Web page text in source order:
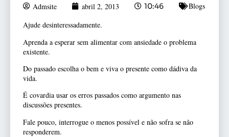
Admsite abril 2, 2013 10:46
Blogs
Ajude desinteressadamente.
Aprenda a esperar sem alimentar com ansiedade o problema
existente.
Do passado escolha o bem e viva o presente como dádiva da
vida.
É covardia usar os erros passados como argumento nas
discussões presentes.
Fale pouco, interrogue o menos possível e não sofra se não
responderem.